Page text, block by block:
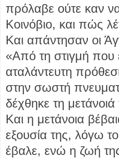
πρόλαβε ούτε καν
Κοινόβιο, και πώς
Και απάντησαν οι
«Από τη στιγμή που
αταλάντευτη
στην σωστή
δέχθηκε τη μετάνοιά
Και η μετάνοια
εξουσία της, λόγω
έβαλε, ενώ η ζωή